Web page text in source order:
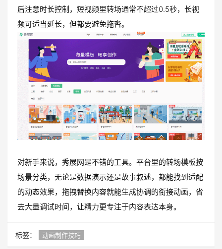
后注意时长控制，短视频里转场通常不超过0.5秒，长视
频可适当延长，但都要避免拖沓。
对新手来说，秀展网是不错的工具。平台里的转场模板按
场景分类，无论是数据演示还是故事叙述，都能找到适配
的动态效果，拖拽替换内容就能生成协调的衔接动画，省
去大量调试时间，让精力更专注于内容表达本身。
标签： 动画制作技巧